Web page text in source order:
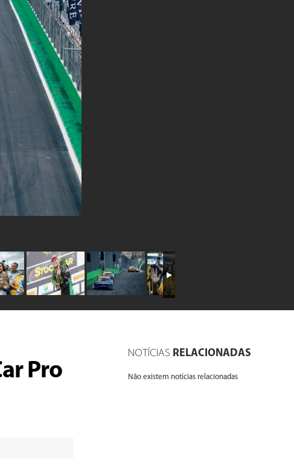
Pro
NOTÍCIAS RELACIONADAS
Não existem notícias relacionadas